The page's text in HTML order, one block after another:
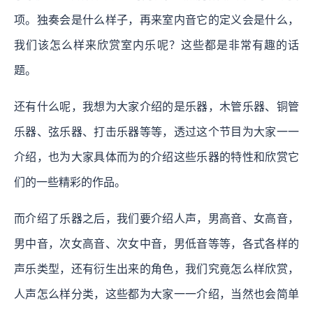
项。独奏会是什么样子，再来室内音它的定义会是什么，
我们该怎么样来欣赏室内乐呢？这些都是非常有趣的话
题。
还有什么呢，我想为大家介绍的是乐器，木管乐器、铜管
乐器、弦乐器、打击乐器等等，透过这个节目为大家一一
介绍，也为大家具体而为的介绍这些乐器的特性和欣赏它
们的一些精彩的作品。
而介绍了乐器之后，我们要介绍人声，男高音、女高音，
男中音，次女高音、次女中音，男低音等等，各式各样的
声乐类型，还有衍生出来的角色，我们究竟怎么样欣赏，
人声怎么样分类，这些都为大家一一介绍，当然也会简单